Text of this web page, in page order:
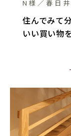
N様／春日
住んでみて
いい買い物